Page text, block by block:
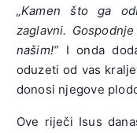
„Kamen što ga
zaglavni.
našim!“I onda
oduzeti od vas
donosi njegove
Ove riječi Isus